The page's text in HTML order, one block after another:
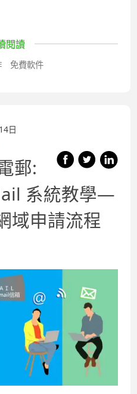
閱讀
免費軟件
日
郵:
系統教學—
域申請流程